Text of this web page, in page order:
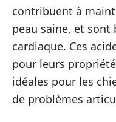
contribuent à
peau saine, et sont
cardiaque. Ces
pour leurs
idéales pour les
de problèmes